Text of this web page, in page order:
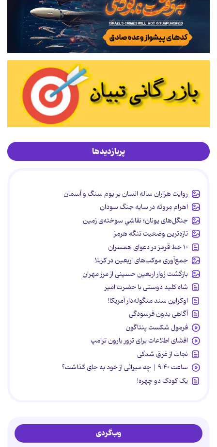
پربازدیدها
روایت هزاران ساله انسان بر بوم سنگ و آسمان
اهرام مِروئه در سایه جنگ سودان
جنگل‌های یونان؛ نقاشیِ سوخته‌ی زمین
تازه‌ترین وضعیت تنگه هرمز
۱۰ خط قرمز در دعوای همسران
جمع‌آوری موکب‌های اربعین در کربلا
بازگشت زوار اربعین حسینی از مرز مهران
شاه کلید دوستی با حضرت امیر
اوکراین سند منگوله‌دار آمریکا!
آگاهی بدون فرسودگی
فرمول شکست پنتاگون
افشای اطلاعات برای ترور بارون ترامپ
نجات از غرق شدگی
ساعت ۹:۴۰ | چه میراثی از خود به جای گذاشت؟
یک کودک دو چهره!
وب‌گردی